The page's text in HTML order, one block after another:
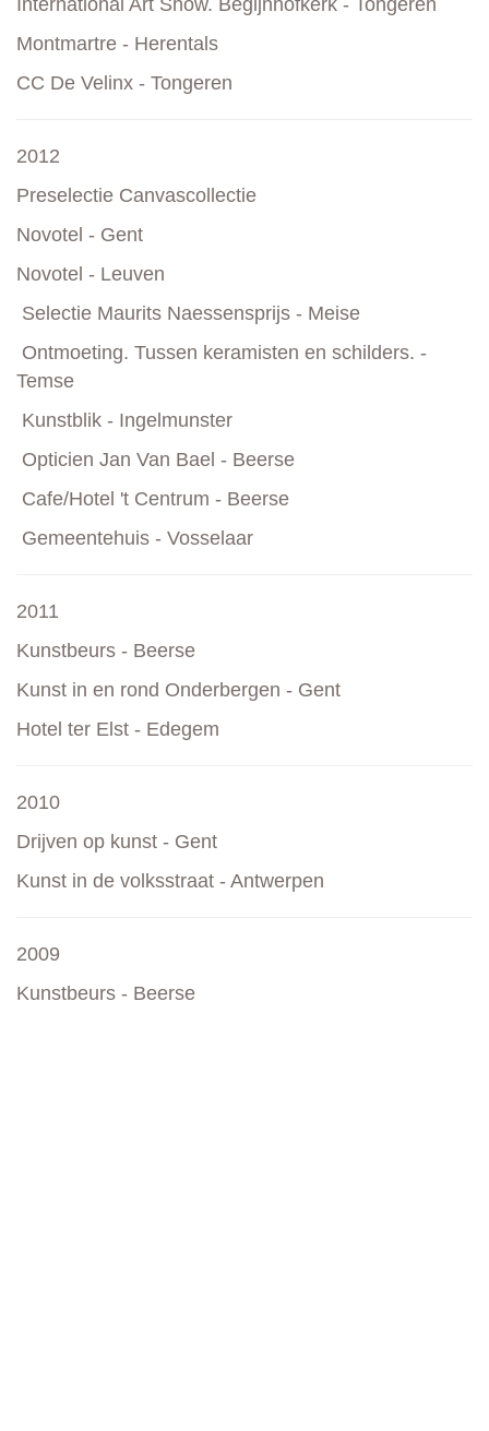
International Art Show. Begijnhofkerk - Tongeren
Montmartre - Herentals
CC De Velinx - Tongeren
2012
Preselectie Canvascollectie
Novotel - Gent
Novotel - Leuven
Selectie Maurits Naessensprijs - Meise
Ontmoeting. Tussen keramisten en schilders. -
Temse
Kunstblik - Ingelmunster
Opticien Jan Van Bael - Beerse
Cafe/Hotel 't Centrum - Beerse
Gemeentehuis - Vosselaar
2011
Kunstbeurs - Beerse
Kunst in en rond Onderbergen - Gent
Hotel ter Elst - Edegem
2010
Drijven op kunst - Gent
Kunst in de volksstraat - Antwerpen
2009
Kunstbeurs - Beerse